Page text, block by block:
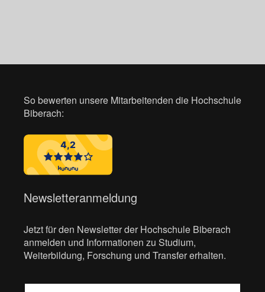
So bewerten unsere Mitarbeitenden die Hochschule
Biberach:
Newsletteranmeldung
Jetzt für den Newsletter der Hochschule Biberach
anmelden und Informationen zu Studium,
Weiterbildung, Forschung und Transfer erhalten.